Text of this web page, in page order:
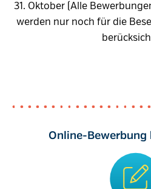
31. Oktober (Alle
werden nur noch für die
Online-Bewerbung